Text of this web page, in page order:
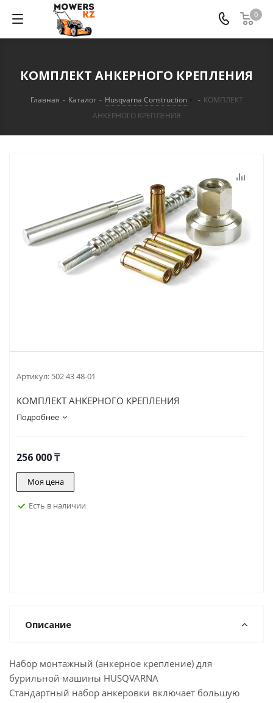
0
КОМПЛЕКТ АНКЕРНОГО КРЕПЛЕНИЯ
Главная - Каталог - Husqvarna Construction - КОМПЛЕКТ
АНКЕРНОГО КРЕПЛЕНИЯ
Артикул: 502 43 48-01
КОМПЛЕКТ АНКЕРНОГО КРЕПЛЕНИЯ
Подробнее
256 000₸
Моя цена
Есть в наличии
Описание
Набор монтажный (анкерное крепление) для
бурильной машины HUSQVARNA
Стандартный набор анкеровки включает большую